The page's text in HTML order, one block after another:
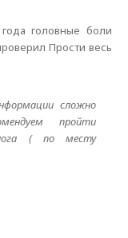
головные боли
Прости весь
сложно
пройти
( по месту